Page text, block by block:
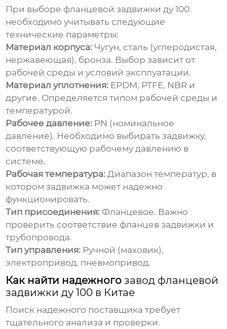
При выборе фланцевой задвижки ду 100
необходимо учитывать следующие
технические параметры:
Материал корпуса: Чугун, сталь (углеродистая,
нержавеющая), бронза. Выбор зависит от
рабочей среды и условий эксплуатации.
Материал уплотнения: EPDM, PTFE, NBR и
другие. Определяется типом рабочей среды и
температурой.
Рабочее давление: PN (номинальное
давление). Необходимо выбирать задвижку,
соответствующую рабочему давлению в
системе.
Рабочая температура: Диапазон температур, в
котором задвижка может надежно
функционировать.
Тип присоединения: Фланцевое. Важно
проверить соответствие фланцев задвижки и
трубопровода.
Тип управления: Ручной (маховик),
электропривод, пневмопривод.
Как найти надежногозавод фланцевой
задвижки ду 100 в Китае
Поиск надежного поставщика требует
тщательного анализа и проверки.